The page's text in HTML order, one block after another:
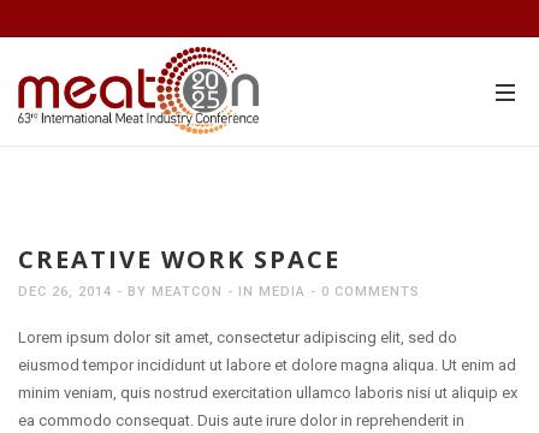
CREATIVE WORK SPACE
DEC 26, 2014 BY MEATCON IN MEDIA 0 COMMENTS
Lorem ipsum dolor sit amet, consectetur adipiscing elit, sed do
eiusmod tempor incididunt ut labore et dolore magna aliqua. Ut enim ad
minim veniam, quis nostrud exercitation ullamco laboris nisi ut aliquip ex
ea commodo consequat. Duis aute irure dolor in reprehenderit in